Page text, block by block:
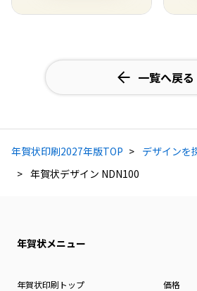
一覧へ戻る
年賀状印刷2027年版TOP
デザインを
年賀状デザイン NDN100
年賀状メニュー
年賀状印刷トップ 価格